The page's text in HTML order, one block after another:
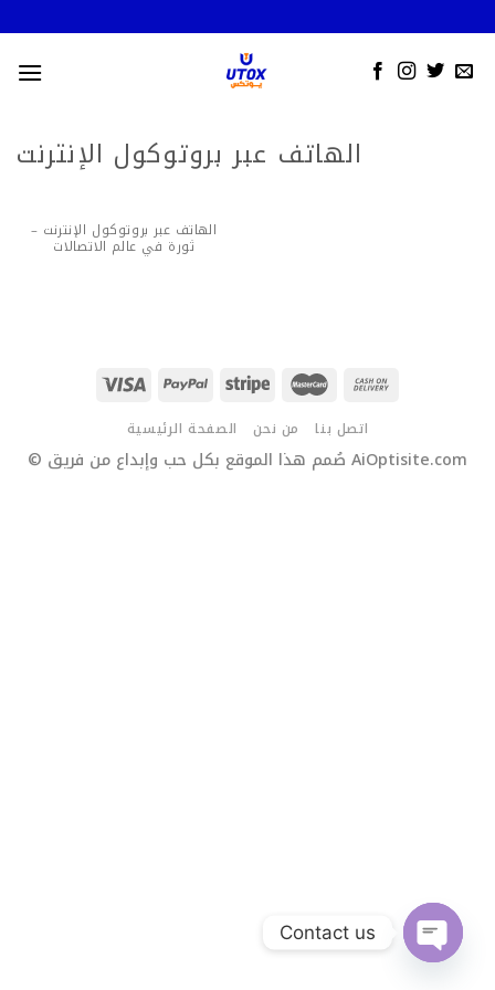
to
content
الهاتف عبر بروتوكول الإنترنت
الهاتف عبر بروتوكول الإنترنت –
ثورة في عالم الاتصالات
الصفحة الرئيسية من نحن اتصل بنا
© صُمم هذا الموقع بكل حب وإبداع من فريق AiOptisite.com
Contact us